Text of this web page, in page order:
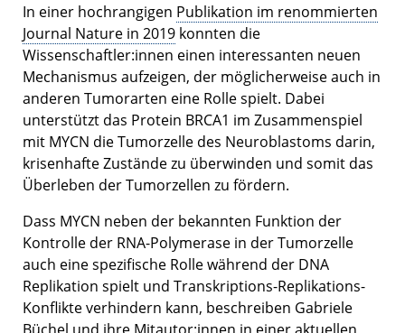
In einer hochrangigen Publikation im renommierten
Journal Nature in 2019 konnten die
Wissenschaftler:innen einen interessanten neuen
Mechanismus aufzeigen, der möglicherweise auch in
anderen Tumorarten eine Rolle spielt. Dabei
unterstützt das Protein BRCA1 im Zusammenspiel
mit MYCN die Tumorzelle des Neuroblastoms darin,
krisenhafte Zustände zu überwinden und somit das
Überleben der Tumorzellen zu fördern.
Dass MYCN neben der bekannten Funktion der
Kontrolle der RNA-Polymerase in der Tumorzelle
auch eine spezifische Rolle während der DNA
Replikation spielt und Transkriptions-Replikations-
Konflikte verhindern kann, beschreiben Gabriele